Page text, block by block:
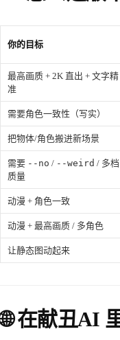
你的目标
最高画质 + 2K 直出 + 文字精
准
需要角色一致性（写实）
把物体/角色搬进新场景
需要 --no / --weird / 多档
质量
动漫 + 角色一致
动漫 + 最高画质 / 多角色
让静态图动起来
🌐 在献丑AI